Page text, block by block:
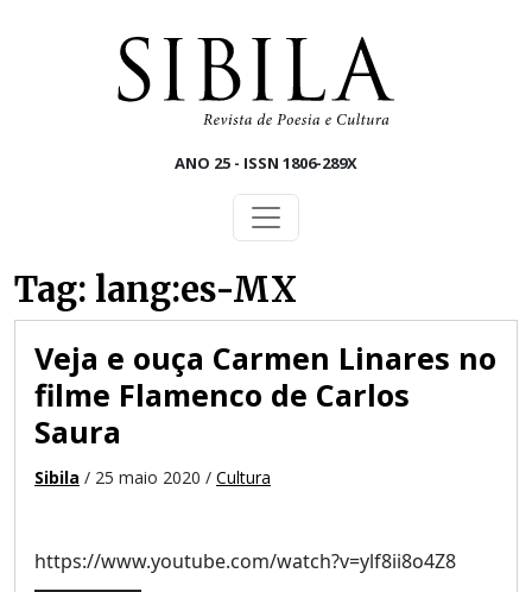
ANO 25 - ISSN 1806-289X
Tag: lang:es-MX
Veja e ouça Carmen Linares no
filme Flamenco de Carlos
Saura
Sibila / 25 maio 2020 / Cultura
https://www.youtube.com/watch?v=ylf8ii8o4Z8